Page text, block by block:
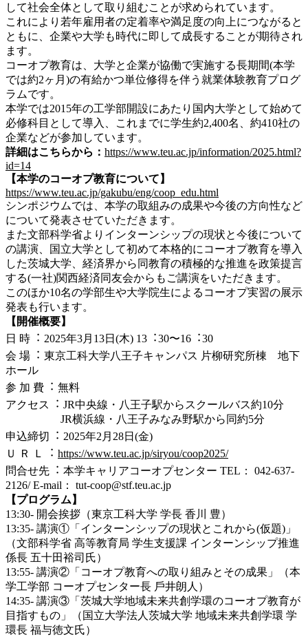
して社会全体として取り組むことが求められています。
これにより若年雇⽤者の定着率や満⾜度の向上につながると
ともに、企業や⼤学も時代に即して成⻑することが期待され
ます。
コーオプ教育は、⼤学と企業が協働で実施する⻑期間(本学
では約2ヶ⽉)の有給かつ単位修得を伴う就業体験教育プログ
ラムです。
本学では2015年の⼯学部開設にあたり国内⼤学として始めて
必修科⽬として導⼊、これまでに学⽣約2,400名、約410社の
企業などが参加しています。
詳細はこちらから： https://www.teu.ac.jp/information/2025.html?
id=14
【本学のコーオプ教育について】
https://www.teu.ac.jp/gakubu/eng/coop_edu.html
シンポジウムでは、本学の取組みの成果や今後の⽅向性など
について発表させていただきます。
また⽂部科学省よりインターンシップの現状と今後について
の講演、国⽴⼤学として初めて本格的にコーオプ教育を導⼊
した茨城⼤学、経済界から同教育の積極的な推進を政策提⾔
する(⼀社)関⻄経済同友会からもご講演をいただきます。
このほか10名の学部⽣や⼤学院⽣によるコーオプ実習の展⽰
発表も⾏います。
【開催概要】
⽇ 時︓ 2025年3⽉13⽇(⽊) 13︓30〜16︓30
会 場︓ 東京⼯科⼤学⼋王⼦キャンパス ⽚柳研究所棟 地下
ホール
参 加 費︓ 無料
アクセス︓ JR中央線・⼋王⼦駅からスクールバス約10分
JR横浜線・⼋王⼦みなみ野駅から同約5分
申込締切︓ 2025年2⽉28⽇(⾦)
Ｕ Ｒ Ｌ︓ https://www.teu.ac.jp/siryou/coop2025/
問合せ先︓ 本学キャリアコーオプセンター TEL： 042-637-
2126/ E-mail： tut-coop@stf.teu.ac.jp
【プログラム】
13:30- 開会挨拶（東京⼯科⼤学 学⻑ ⾹川 豊）
13:35- 講演①「インターンシップの現状とこれから(仮題)」
（⽂部科学省 ⾼等教育局 学⽣⽀援課 インターンシップ推進
係⻑ 五⼗⽥裕司⽒）
13:55- 講演②「コーオプ教育への取り組みとその成果」（本
学⼯学部 コーオプセンター⻑ ⼾井朗⼈）
14:35- 講演③「茨城⼤学地域未来共創学環のコーオプ教育が
⽬指すもの」（国⽴⼤学法⼈茨城⼤学 地域未来共創学環 学
環⻑ 福与徳⽂⽒）